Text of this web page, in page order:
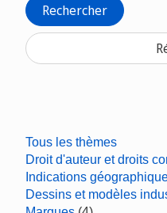
Rechercher
Tous les thèmes
Droit d'auteur et droits
Indications
Dessins et modèles